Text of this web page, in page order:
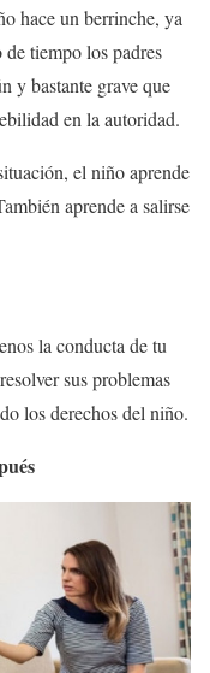
hace un berrinche, ya
tiempo los padres
y bastante grave que
en la autoridad.
el niño aprende
aprende a salirse
la conducta de tu
sus problemas
los derechos del niño.